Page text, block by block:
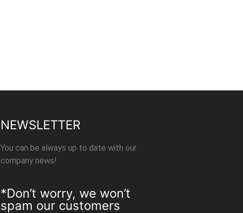
NEWSLETTER
You can be always up to date with our
company news!
*Don’t worry, we won’t
spam our customers